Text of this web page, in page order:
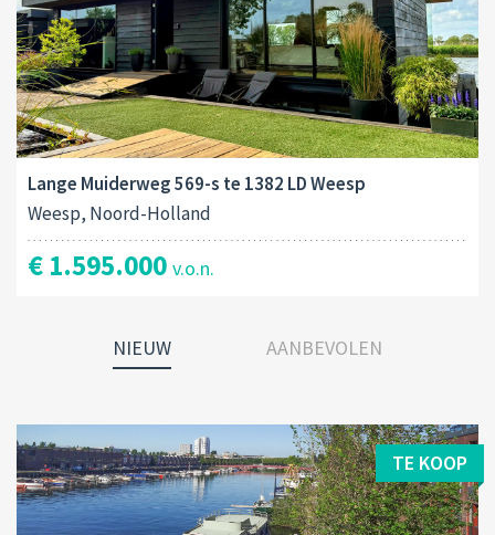
Lange Muiderweg 569-s te 1382 LD Weesp
Weesp, Noord-Holland
€ 1.595.000 v.o.n.
NIEUW AANBEVOLEN
TE KOOP